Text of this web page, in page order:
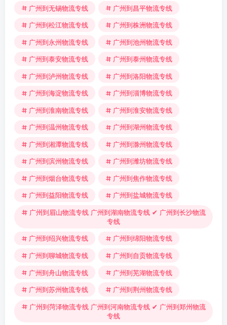
广州到无锡物流专线
广州到昌平物流专线
广州到松江物流专线
广州到株洲物流专线
广州到永州物流专线
广州到池州物流专线
广州到泰安物流专线
广州到泰州物流专线
广州到泸州物流专线
广州到洛阳物流专线
广州到海淀物流专线
广州到淄博物流专线
广州到淮南物流专线
广州到淮安物流专线
广州到温州物流专线
广州到湖州物流专线
广州到湘潭物流专线
广州到滁州物流专线
广州到滨州物流专线
广州到潍坊物流专线
广州到烟台物流专线
广州到焦作物流专线
广州到益阳物流专线
广州到盐城物流专线
广州到眉山物流专线 广州到湖南物流专线 ✔ 广州到长沙物流
专线
广州到绍兴物流专线
广州到绵阳物流专线
广州到聊城物流专线
广州到自贡物流专线
广州到舟山物流专线
广州到芜湖物流专线
广州到苏州物流专线
广州到荆州物流专线
广州到菏泽物流专线 广州到河南物流专线 ✔ 广州到郑州物流
专线